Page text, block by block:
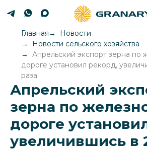
Меню
Главная
Новости
Новости сельского хозяйства
Апрельский экспорт зерна по
дороге установил рекорд,
раза
Апрельский
зерна по
дороге
увеличившись в